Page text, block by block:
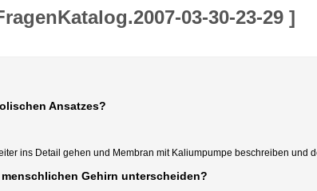
03-30-23-29]
Ansatzes?
ins Detail gehen und Membran mit Kaliumpumpe beschreiben und
Gehirn unterscheiden?